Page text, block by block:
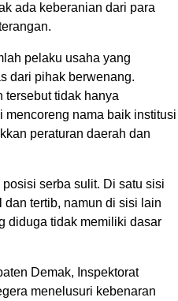
ada keberanian dari para
pelaku usaha yang
dari pihak berwenang.
tersebut tidak hanya
mencoreng nama baik institusi
peraturan daerah dan
serba sulit. Di satu sisi
tertib, namun di sisi lain
diduga tidak memiliki dasar
Demak, Inspektorat
menelusuri kebenaran